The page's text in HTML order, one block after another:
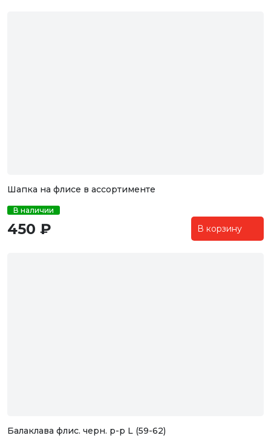
Шапка на флисе в ассортименте
В наличии
450 ₽ В корзину
Балаклава флис. черн. р-р L (59-62)